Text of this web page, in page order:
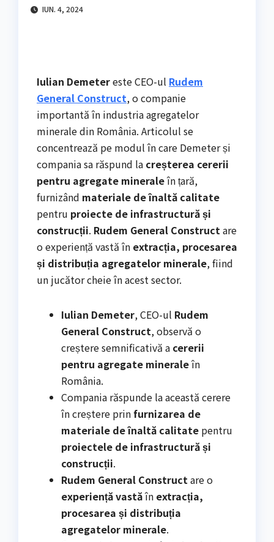
IUN. 4, 2024
Iulian Demetereste CEO-ul Rudem
General Construct, o companie
importantă în industria agregatelor
minerale din România. Articolul se
concentrează pe modul în care Demeter și
compania sa răspund la creșterea cererii
pentru agregate mineraleîn țară,
furnizând materiale de înaltă calitate
pentru proiecte de infrastructură și
construcții. Rudem General Constructare
o experiență vastă în extracția, procesarea
și distribuția agregatelor minerale, fiind
un jucător cheie în acest sector.
Iulian Demeter, CEO-ul Rudem
General Construct, observă o
creștere semnificativă a cererii
pentru agregate mineraleîn
România.
Compania răspunde la această cerere
în creștere prinfurnizarea de
materiale de înaltă calitate pentru
proiectele de infrastructură și
construcții.
Rudem General Constructare o
experiență vastăîn extracția,
procesarea și distribuția
agregatelor minerale.